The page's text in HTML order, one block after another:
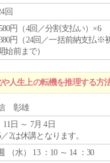
回
円（4回／分割支払い）×6
円（24回／一括前納支払※
始前まで）
人生上の転機を推理する方
彰雄
11日 ～ 7月 4日
2は休講となります。
（水） 13 ：10 ～ 14 ：30